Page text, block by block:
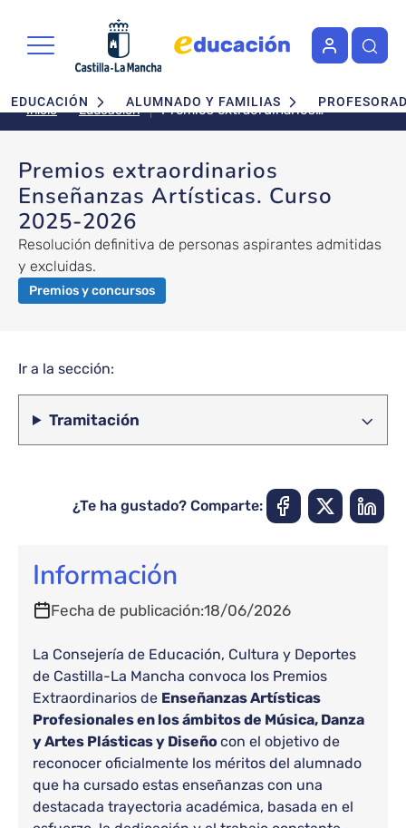
Navegación principal
EDUCACIÓN ALUMNADO Y FAMILIAS
Inicio Educación
Premios extraordinarios
Enseñanzas Artísticas. Curso
Premios extraordinarios
Enseñanzas Artísticas. Curso
2025-2026
Resolución definitiva de personas aspirantes admitidas
y excluidas.
Premios y concursos
Ir a la sección:
Tramitación
¿Te ha gustado? Comparte:
Información
Fecha de publicación 18/06/2026
La Consejería de Educación, Cultura y Deportes
de Castilla-La Mancha convoca los Premios
Extraordinarios de Enseñanzas Artísticas
Profesionales en los ámbitos de Música, Danza
y Artes Plásticas y Diseñocon el objetivo de
reconocer oficialmente los méritos del alumnado
que ha cursado estas enseñanzas con una
destacada trayectoria académica, basada en el